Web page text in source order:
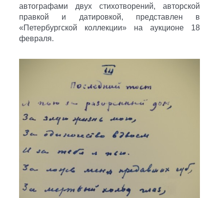
автографами двух стихотворений, авторской
правкой и датировкой, представлен в
«Петербургской коллекции» на аукционе 18
февраля.